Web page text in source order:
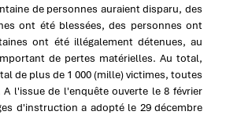
de personnes auraient disparu, des
ont été blessées, des personnes ont
ont été illégalement détenues, au
de pertes matérielles. Au total,
de plus de 1 000 (mille) victimes, toutes
l'issue de l'enquête ouverte le 8 février
d'instruction a adopté le 29 décembre